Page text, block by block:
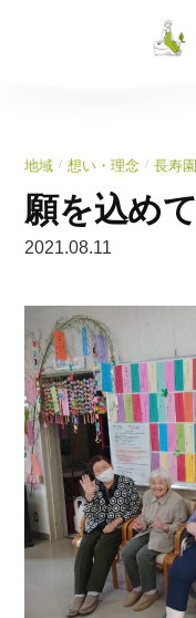
地域 / 想い・理念 / 長寿園
願を込めて
2021.08.11